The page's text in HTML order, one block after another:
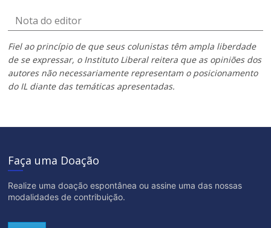
Nota do editor
Fiel ao princípio de que seus colunistas têm ampla liberdade
de se expressar, o Instituto Liberal reitera que as opiniões dos
autores não necessariamente representam o posicionamento
do IL diante das temáticas apresentadas.
Faça uma Doação
Realize uma doação espontânea ou assine uma das nossas
modalidades de contribuição.